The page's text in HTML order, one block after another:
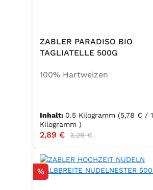
ZABLER PARADISO BIO
TAGLIATELLE 500G
100% Hartweizen
Inhalt: 0.5 Kilogramm (5,78 € / 1
Kilogramm )
Verkaufspreis:
2,89 € Regulärer Preis:
3,29 €
Rabatt
%